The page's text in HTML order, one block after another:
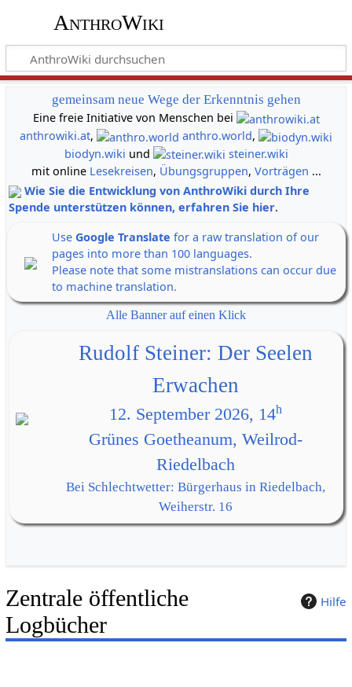
AnthroWiki
gemeinsam neue Wege der Erkenntnis gehen
Eine freie Initiative von Menschen bei
anthrowiki.at, anthro.world,
biodyn.wiki und
steiner.wiki
mit online Lesekreisen, Übungsgruppen, Vorträgen ...
Wie Sie die Entwicklung von AnthroWiki durch Ihre
Spende unterstützen können, erfahren Sie hier.
Use Google Translate for a raw translation of our
pages into more than 100 languages.
Please note that some mistranslations can occur due
to machine translation.
Alle Banner auf einen Klick
Rudolf Steiner: Der Seelen
Erwachen
12. September 2026, 14h
Grünes Goetheanum, Weilrod-
Riedelbach
Bei Schlechtwetter: Bürgerhaus in Riedelbach,
Weiherstr. 16
Hilfe
Zentrale öffentliche
Logbücher